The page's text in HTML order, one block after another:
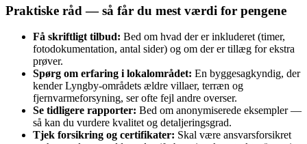
Praktiske råd — så får du mest værdi for pengene
Få skriftligt tilbud: Bed om hvad der er inkluderet (timer,
fotodokumentation, antal sider) og om der er tillæg for ekstra
prøver.
Spørg om erfaring i lokalområdet: En byggesagkyndig, der
kender Lyngby‑områdets ældre villaer, terræn og
fjernvarmeforsyning, ser ofte fejl andre overser.
Se tidligere rapporter: Bed om anonymiserede eksempler —
så kan du vurdere kvalitet og detaljeringsgrad.
Tjek forsikring og certifikater: Skal være ansvarsforsikret